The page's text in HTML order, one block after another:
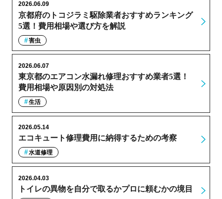
京都府のトコジラミ駆除業者おすすめランキング
5選！費用相場や選び方を解説
2026.06.09
害虫
東京都のエアコン水漏れ修理おすすめ業者5選！
費用相場や原因別の対処法
2026.06.07
生活
エコキュート修理費用に納得するための考察
2026.05.14
水道修理
トイレの異物を自分で取るかプロに頼むかの境目
2026.04.03